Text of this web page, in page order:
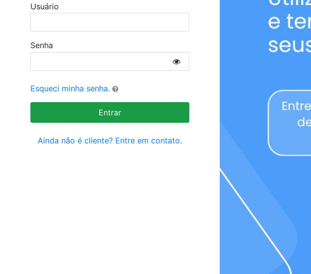
Usuário
Senha
Esqueci minha senha.
Entrar
Ainda não é cliente? Entre em contato.